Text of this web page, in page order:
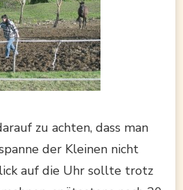
zu achten, dass man
der Kleinen nicht
auf die Uhr sollte trotz